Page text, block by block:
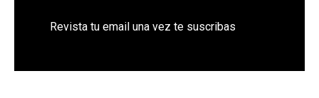
Revista tu email una vez te suscribas